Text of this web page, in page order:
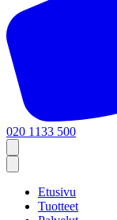
020 1133 500
Etusivu
Tuotteet